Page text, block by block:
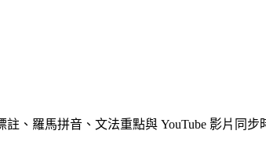
、羅馬拼音、文法重點與 YouTube 影片同步